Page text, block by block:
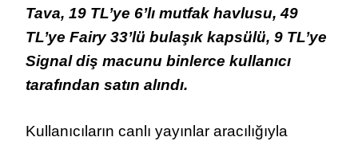
Tava, 19 TL’ye 6’lı mutfak havlusu, 49
TL’ye Fairy 33’lü bulaşık kapsülü, 9 TL’ye
Signal diş macunu binlerce kullanıcı
tarafından satın alındı.
Kullanıcıların canlı yayınlar aracılığıyla